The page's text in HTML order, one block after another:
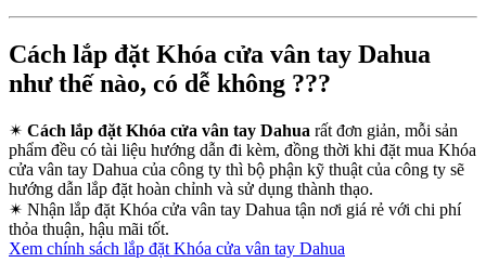
Cách lắp đặt Khóa cửa vân tay Dahua
như thế nào, có dễ không ???
✴ Cách lắp đặt Khóa cửa vân tay Dahua rất đơn giản, mỗi sản
phẩm đều có tài liệu hướng dẫn đi kèm, đồng thời khi đặt mua Khóa
cửa vân tay Dahua của công ty thì bộ phận kỹ thuật của công ty sẽ
hướng dẫn lắp đặt hoàn chỉnh và sử dụng thành thạo.
✴ Nhận lắp đặt Khóa cửa vân tay Dahua tận nơi giá rẻ với chi phí
thỏa thuận, hậu mãi tốt.
Xem chính sách lắp đặt Khóa cửa vân tay Dahua